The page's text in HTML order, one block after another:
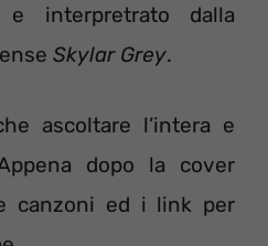
interpretrato dalla
Skylar Grey.
ascoltare l’intera e
dopo la cover
canzoni ed i link per